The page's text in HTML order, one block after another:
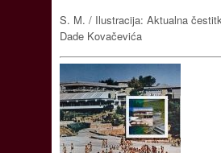
S. M. / Ilustracija: Aktualna
Dade Kovačevića